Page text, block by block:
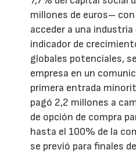
millones de euros–
acceder a una
indicador de
globales potenciales,
empresa en un
primera entrada
pagó 2,2 millones a
de opción de compra
hasta el 100% de la
se previó para finales